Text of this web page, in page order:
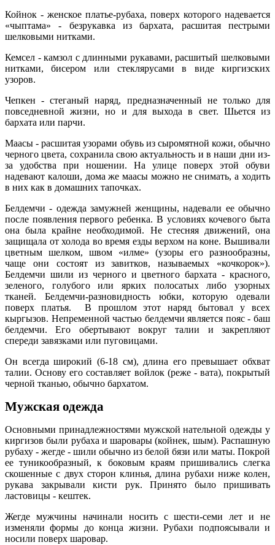
Койнок - женское платье-рубаха, поверх которого надевается
«чыптама» - безрукавка из бархата, расшитая пестрыми
шелковыми нитками.
Кемсел - камзол с длинными рукавами, расшитый шелковыми
нитками, бисером или стеклярусами в виде киргизских
узоров.
Чепкен - стеганый наряд, предназначенный не только для
повседневной жизни, но и для выхода в свет. Шьется из
бархата или парчи.
Маасы - расшитая узорами обувь из сыромятной кожи, обычно
черного цвета, сохранила свою актуальность и в наши дни из-
за удобства при ношении. На улице поверх этой обуви
надевают калоши, дома же маасы можно не снимать, а ходить
в них как в домашних тапочках.
Белдемчи - одежда замужней женщины, надевали ее обычно
после появления первого ребенка. В условиях кочевого быта
она была крайне необходимой. Не стесняя движений, она
защищала от холода во время езды верхом на коне. Вышивали
цветным шелком, швом «илме» (узоры его разнообразны,
чаще они состоят из завитков, называемых «кочкорок»).
Белдемчи шили из черного и цветного бархата - красного,
зеленого, голубого или ярких полосатых либо узорных
тканей. Белдемчи-разновидность юбки, которую одевали
поверх платья. В прошлом этот наряд бытовал у всех
кыргызов. Непременной частью белдемчи является пояс - баш
белдемчи. Его обертывают вокруг талии и закрепляют
спереди завязками или пуговицами.
Он всегда широкий (6-18 см), длина его превышает обхват
талии. Основу его составляет войлок (реже - вата), покрытый
черной тканью, обычно бархатом.
Мужская одежда
Основными принадлежностями мужской нательной одежды у
киргизов были рубаха и шаровары (койнек, шым). Распашную
рубаху - жегде - шили обычно из белой бязи или маты. Покрой
ее туникообразный, к боковым краям пришивались слегка
скошенные с двух сторон клинья, длина рубахи ниже колен,
рукава закрывали кисти рук. Принято было пришивать
ластовицы - кештек.
Жегде мужчины начинали носить с шести-семи лет и не
изменяли формы до конца жизни. Рубахи подпоясывали и
носили поверх шаровар.